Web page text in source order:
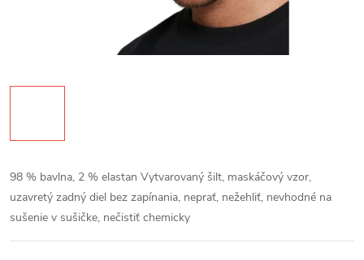
98 % bavlna, 2 % elastan Vytvarovaný šilt, maskáčový vzor,
uzavretý zadný diel bez zapínania, neprať, nežehliť, nevhodné na
sušenie v sušičke, nečistiť chemicky